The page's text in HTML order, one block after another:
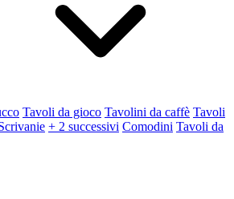
Tavoli da gioco Tavolini da caffè Tavoli
+ 2 successivi Comodini Tavoli da